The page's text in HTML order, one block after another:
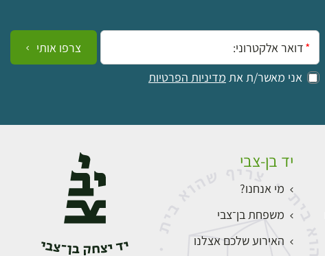
אימייל:
אני מאשר/ת את מדיניות הפרטיות
צרפו אותי
יד בן-צבי
מי אנחנו?
משפחת בן־צבי
האירוע שלכם אצלנו